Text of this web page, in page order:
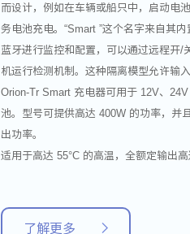
而设计，例如在车辆或船只中，启动电
务电池充电。“Smart ”这个名字来自其
蓝牙进行监控和配置，可以通过远程开/
机运行检测机制。这种隔离模型允许输
Orion-Tr Smart 充电器可用于 12V、
池。型号可提供高达 400W 的功率，并
出功率。
适用于高达 55°C 的高温，全额定输出高
了解更多